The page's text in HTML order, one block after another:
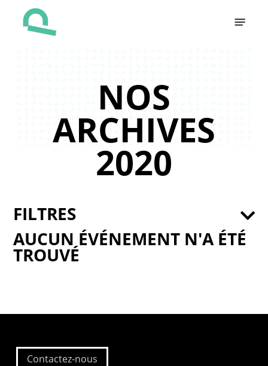
NOS
ARCHIVES
2020
AUCUN ÉVÉNEMENT N'A ÉTÉ
TROUVÉ
FILTRES
Contactez-nous